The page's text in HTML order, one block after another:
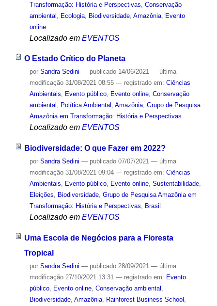
Transformação: História e Perspectivas Conservação
ambiental
Ecologia, Biodiversidade, Amazônia, Evento
online
Localizado em EVENTOS
O Estado Crítico do Planeta
por Sandra Sedini — publicado14/06/2021 — última
modificação31/08/2021 08:55 — registrado em: Ciências
Ambientais, Evento público, Evento online, Conservação
ambiental , Política Ambiental , Amazônia, Grupo de Pesquisa
Amazônia em Transformação: História e Perspectivas
Localizado em EVENTOS
Biodiversidade: O que Fazer em 2022?
por Sandra Sedini — publicado07/07/2021 — última
modificação31/08/2021 09:04 — registrado em: Ciências
Ambientais, Evento público, Evento online, Sustentabilidade,
Eleições, Biodiversidade, Grupo de Pesquisa Amazônia em
Transformação: História e Perspectivas, Brasil
Localizado em EVENTOS
Uma Escola de Negócios para a Floresta
Tropical
por Sandra Sedini — publicado28/09/2021 — última
modificação27/10/2021 13:31 — registrado em: Evento
público, Evento online, Conservação ambiental
Biodiversidade, Amazônia, Rainforest Business School